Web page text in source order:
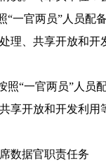
官两员”人员配备
理、共享开放和
“一官两员”人员配
享开放和开发利
据官职责任务